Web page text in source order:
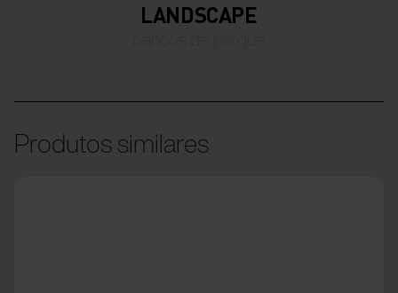
LANDSCAPE
Produtos similares